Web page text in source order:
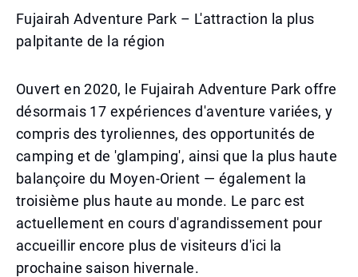
Fujairah Adventure Park – L'attraction la plus
palpitante de la région
Ouvert en 2020, le Fujairah Adventure Park offre
désormais 17 expériences d'aventure variées, y
compris des tyroliennes, des opportunités de
camping et de 'glamping', ainsi que la plus haute
balançoire du Moyen-Orient — également la
troisième plus haute au monde. Le parc est
actuellement en cours d'agrandissement pour
accueillir encore plus de visiteurs d'ici la
prochaine saison hivernale.